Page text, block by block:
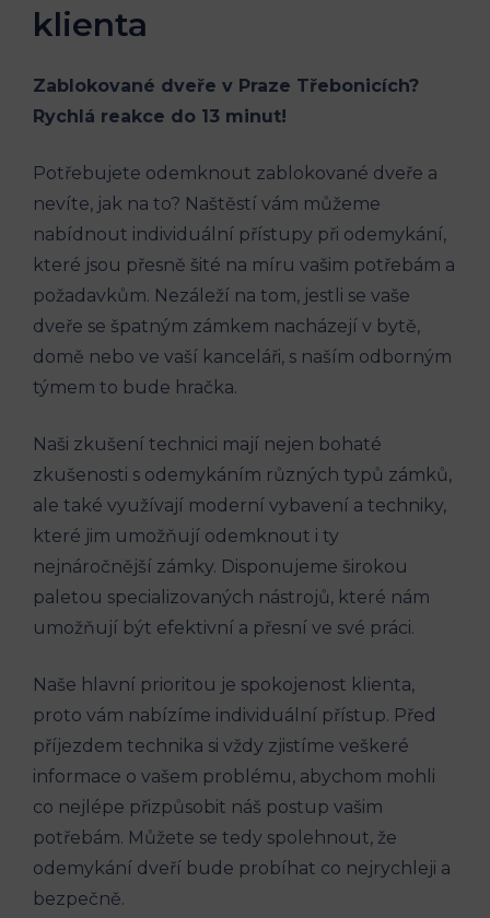
klienta
Zablokované dveře v Praze Třebonicích?
Rychlá reakce do 13 minut!
Potřebujete odemknout zablokované dveře a
nevíte, jak na to? Naštěstí vám můžeme
nabídnout individuální přístupy při odemykání,
které jsou přesně šité na míru vašim potřebám a
požadavkům. Nezáleží na tom, jestli se vaše
dveře se špatným zámkem nacházejí v bytě,
domě nebo ve vaší kanceláři, s naším odborným
týmem to bude hračka.
Naši zkušení technici mají nejen bohaté
zkušenosti s odemykáním různých typů zámků,
ale také využívají moderní vybavení a techniky,
které jim umožňují odemknout i ty
nejnáročnější zámky. Disponujeme širokou
paletou specializovaných nástrojů, které nám
umožňují být efektivní a přesní ve své práci.
Naše hlavní prioritou je spokojenost klienta,
proto vám nabízíme individuální přístup. Před
příjezdem technika si vždy zjistíme veškeré
informace o vašem problému, abychom mohli
co nejlépe přizpůsobit náš postup vašim
potřebám. Můžete se tedy spolehnout, že
odemykání dveří bude probíhat co nejrychleji a
bezpečně.